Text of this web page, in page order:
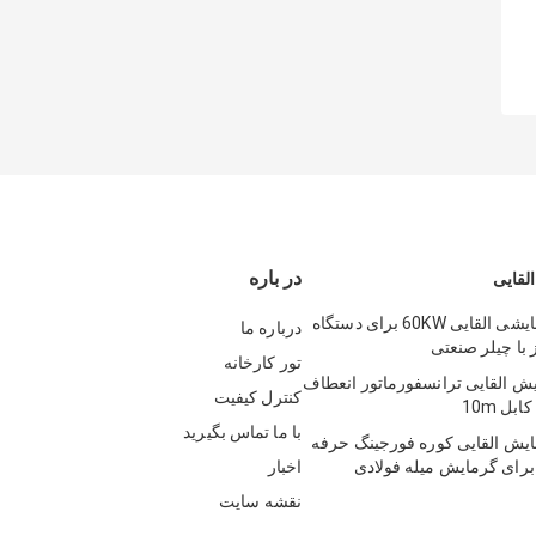
در باره
درباره ما
تور کارخانه
کنترل کیفیت
با ما تماس بگیرید
اخبار
نقشه سایت
تجهیزات گرمایشی القایی 60KW برای دستگاه
چیلر صنعتی
القایی ترانسفورماتور انعطاف
القایی کوره فورجینگ حرفه